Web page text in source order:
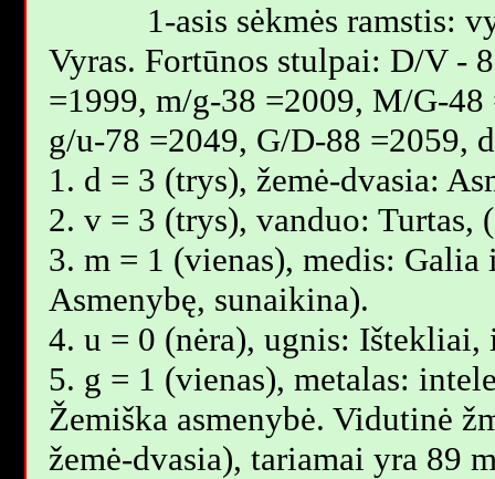
1-asis sėkmės ramstis:
Vyras. Fortūnos stulpai: D/V -
=1999, m/g-38 =2009, M/G-
g/u-78 =2049, G/D-88 =2059,
1. d = 3 (trys), žemė-dvasia:
2. v = 3 (trys), vanduo: Turtas,
3. m = 1 (vienas), medis:
Asmenybę, sunaikina).
4. u = 0 (nėra), ugnis:
5. g = 1 (vienas), metalas:
Žemiška asmenybė. Vidutinė
žemė-dvasia), tariamai yra 89